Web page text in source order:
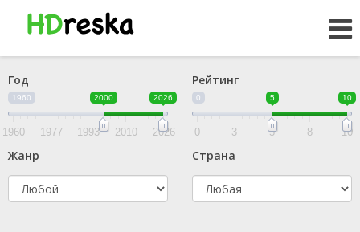
Год
1960 2000 2026
1960 1977 1993 2010 2026
Рейтинг
0 5 10
0 3 5 8 10
Жанр Страна